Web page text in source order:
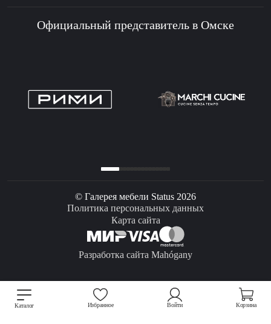
Каталог Избранное Войти Корзина
Официальный представитель в Омске
© Галерея мебели Status 2026
Политика персональных данных
Карта сайта
Разработка сайта Mahógany